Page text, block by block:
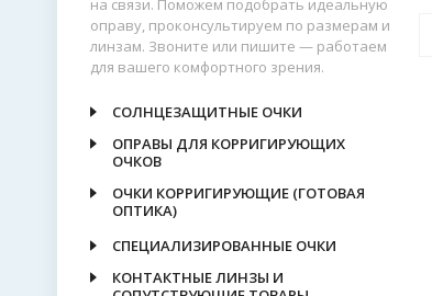
на связи. Поможем подобрать идеальную
оправу, проконсультируем по размерам и
линзам. Звоните или пишите — работаем
для вашего комфортного зрения.
СОЛНЦЕЗАЩИТНЫЕ ОЧКИ
ОПРАВЫ ДЛЯ КОРРИГИРУЮЩИХ
ОЧКОВ
ОЧКИ КОРРИГИРУЮЩИЕ (ГОТОВАЯ
ОПТИКА)
СПЕЦИАЛИЗИРОВАННЫЕ ОЧКИ
КОНТАКТНЫЕ ЛИНЗЫ И